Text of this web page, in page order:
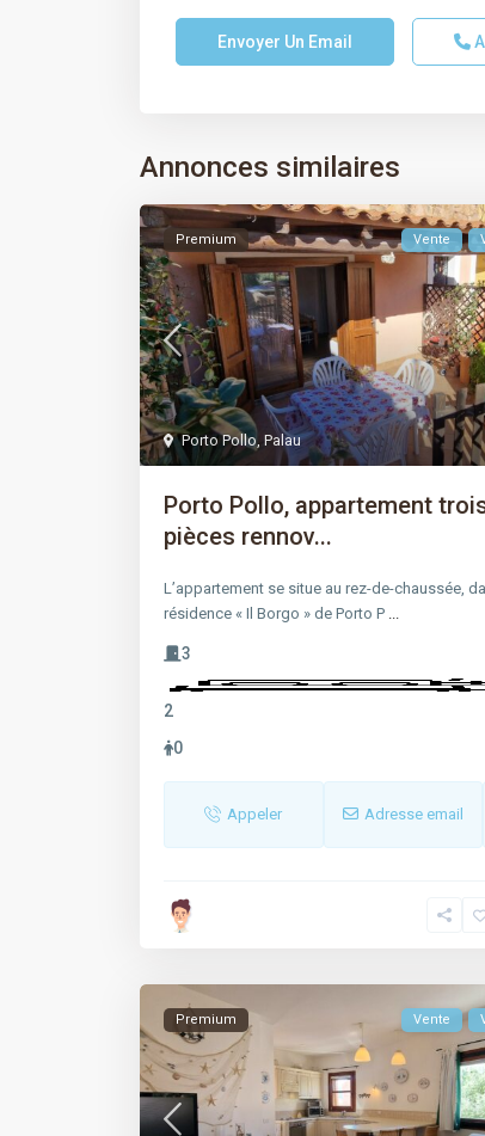
Annonces similaires
Porto Pollo Palau
Premium Vente
Porto Pollo, appartement
pièces rennov...
L’appartement se situe au rez-de-chaussée,
résidence « Il Borgo » de Porto P
3
2
0
Appeler Adresse email
Premium Vente